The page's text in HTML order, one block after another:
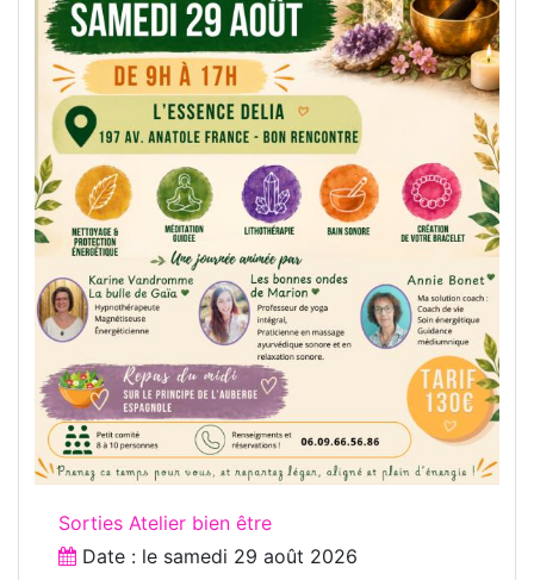
Sorties Atelier bien être
Date : le samedi 29 août 2026